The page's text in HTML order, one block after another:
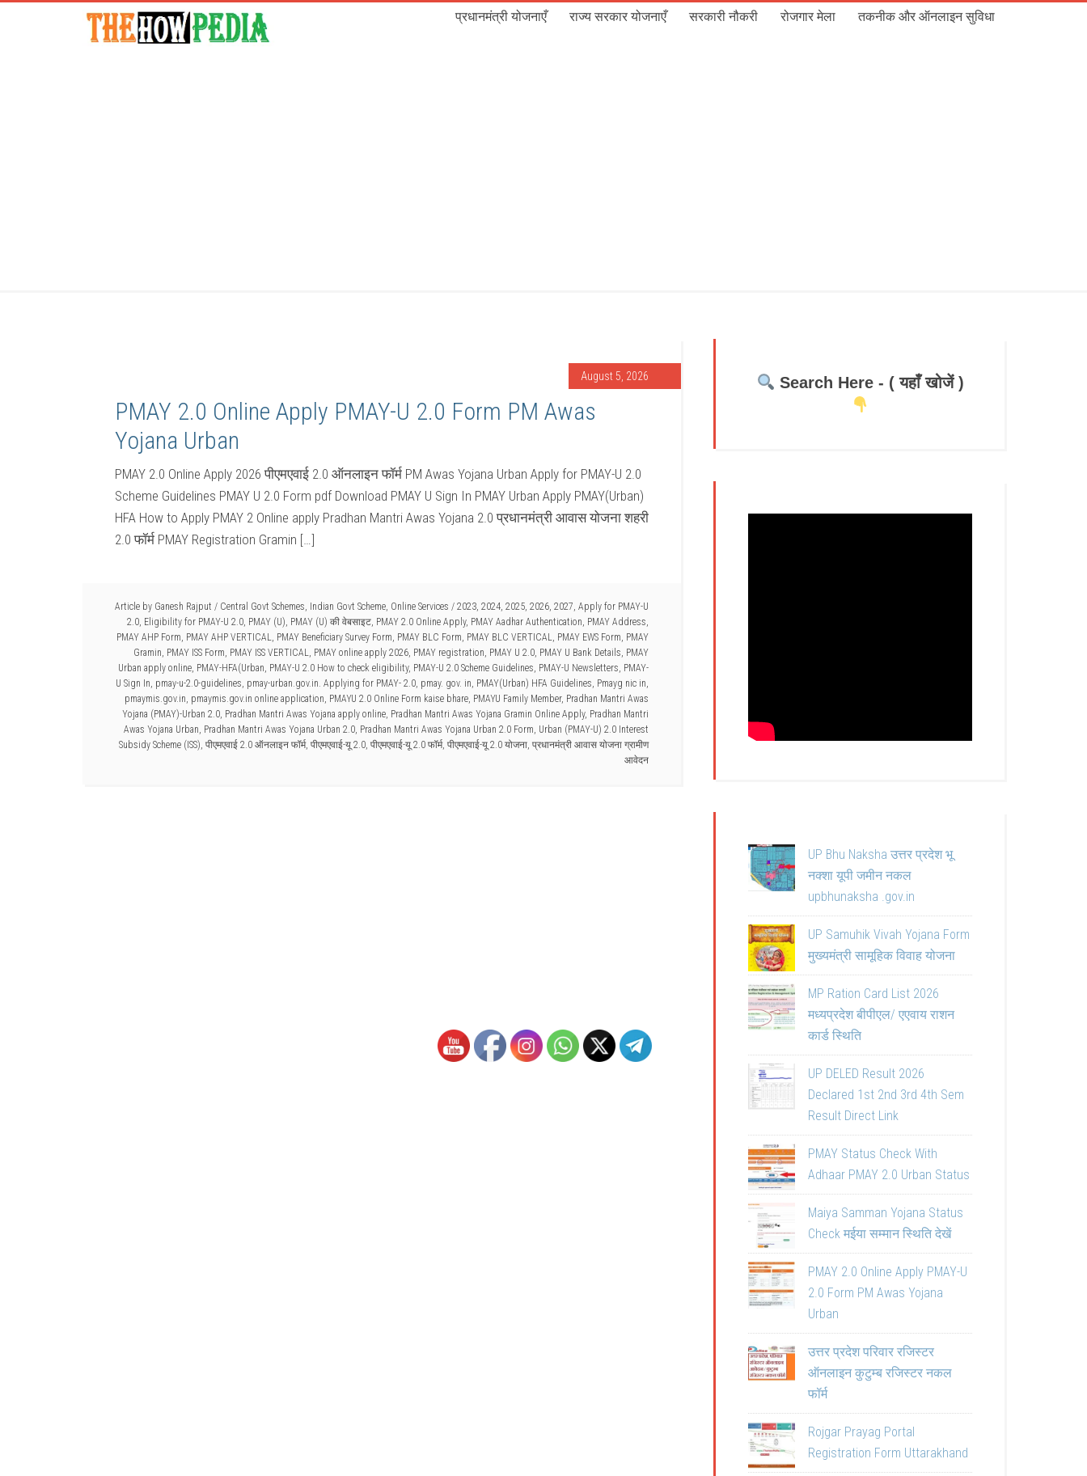
प्रधानमंत्री योजनाएँ राज्य सरकार योजनाएँ सरकारी नौकरी रोजगार मेला तकनीक और ऑनलाइन सुविधा
August 5, 2026
PMAY 2.0 Online Apply PMAY-U 2.0 Form PM Awas
Yojana Urban
PMAY 2.0 Online Apply 2026 पीएमएवाई 2.0 ऑनलाइन फॉर्म PM Awas Yojana Urban Apply for PMAY-U 2.0
Scheme Guidelines PMAY U 2.0 Form pdf Download PMAY U Sign In PMAY Urban Apply PMAY(Urban)
HFA How to Apply PMAY 2 Online apply Pradhan Mantri Awas Yojana 2.0 प्रधानमंत्री आवास योजना शहरी
2.0 फॉर्म PMAY Registration Gramin […]
Article by Ganesh Rajput / Central Govt Schemes, Indian Govt Scheme, Online Services / 2023, 2024, 2025, 2026, 2027, Apply for PMAY-U
2.0, Eligibility for PMAY-U 2.0, PMAY (U), PMAY (U) की वेबसाइट, PMAY 2.0 Online Apply, PMAY Aadhar Authentication, PMAY Address,
PMAY AHP Form, PMAY AHP VERTICAL, PMAY Beneficiary Survey Form, PMAY BLC Form, PMAY BLC VERTICAL, PMAY EWS Form, PMAY
Gramin, PMAY ISS Form, PMAY ISS VERTICAL, PMAY online apply 2026, PMAY registration, PMAY U 2.0, PMAY U Bank Details, PMAY
Urban apply online, PMAY-HFA(Urban, PMAY-U 2.0 How to check eligibility, PMAY-U 2.0 Scheme Guidelines, PMAY-U Newsletters, PMAY-
U Sign In, pmay-u-2.0-guidelines, pmay-urban.gov.in. Applying for PMAY- 2.0, pmay. gov. in, PMAY(Urban) HFA Guidelines, Pmayg nic in,
pmaymis.gov.in, pmaymis.gov.in online application, PMAYU 2.0 Online Form kaise bhare, PMAYU Family Member, Pradhan Mantri Awas
Yojana (PMAY)-Urban 2.0, Pradhan Mantri Awas Yojana apply online, Pradhan Mantri Awas Yojana Gramin Online Apply, Pradhan Mantri
Awas Yojana Urban, Pradhan Mantri Awas Yojana Urban 2.0, Pradhan Mantri Awas Yojana Urban 2.0 Form, Urban (PMAY-U) 2.0 Interest
Subsidy Scheme (ISS), पीएमएवाई 2.0 ऑनलाइन फॉर्म, पीएमएवाई-यू 2.0, पीएमएवाई-यू 2.0 फॉर्म, पीएमएवाई-यू 2.0 योजना, प्रधानमंत्री आवास योजना ग्रामीण
आवेदन
Search Here - ( यहाँ खोजें )
UP Bhu Naksha उत्तर प्रदेश भू
नक्शा यूपी जमीन नकल
upbhunaksha .gov.in
UP Samuhik Vivah Yojana Form
मुख्यमंत्री सामूहिक विवाह योजना
MP Ration Card List 2026
मध्यप्रदेश बीपीएल/ एएवाय राशन
कार्ड स्थिति
UP DELED Result 2026
Declared 1st 2nd 3rd 4th Sem
Result Direct Link
PMAY Status Check With
Adhaar PMAY 2.0 Urban Status
Maiya Samman Yojana Status
Check मईया सम्मान स्थिति देखें
PMAY 2.0 Online Apply PMAY-U
2.0 Form PM Awas Yojana
Urban
उत्तर प्रदेश परिवार रजिस्टर
ऑनलाइन कुटुम्ब रजिस्टर नकल
फॉर्म
Rojgar Prayag Portal
Registration Form Uttarakhand